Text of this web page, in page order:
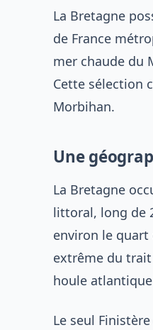
La Bretagne
de France
mer chaude du
Cette sélection
Morbihan.
Une
La Bretagne
littoral, long de
environ le
extrême du trait
houle
Le seul